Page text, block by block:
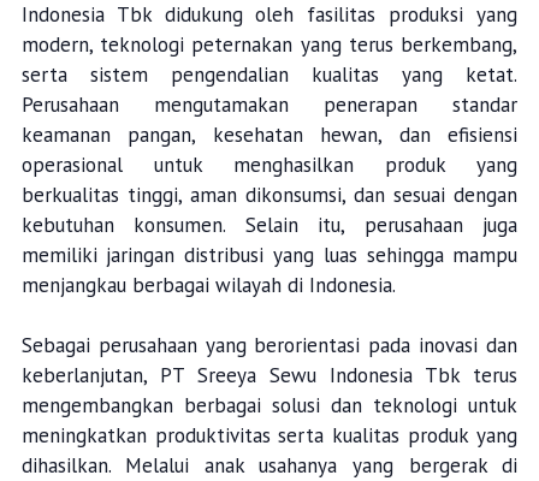
Indonesia Tbk didukung oleh fasilitas produksi yang
modern, teknologi peternakan yang terus berkembang,
serta sistem pengendalian kualitas yang ketat.
Perusahaan mengutamakan penerapan standar
keamanan pangan, kesehatan hewan, dan efisiensi
operasional untuk menghasilkan produk yang
berkualitas tinggi, aman dikonsumsi, dan sesuai dengan
kebutuhan konsumen. Selain itu, perusahaan juga
memiliki jaringan distribusi yang luas sehingga mampu
menjangkau berbagai wilayah di Indonesia.
Sebagai perusahaan yang berorientasi pada inovasi dan
keberlanjutan, PT Sreeya Sewu Indonesia Tbk terus
mengembangkan berbagai solusi dan teknologi untuk
meningkatkan produktivitas serta kualitas produk yang
dihasilkan. Melalui anak usahanya yang bergerak di